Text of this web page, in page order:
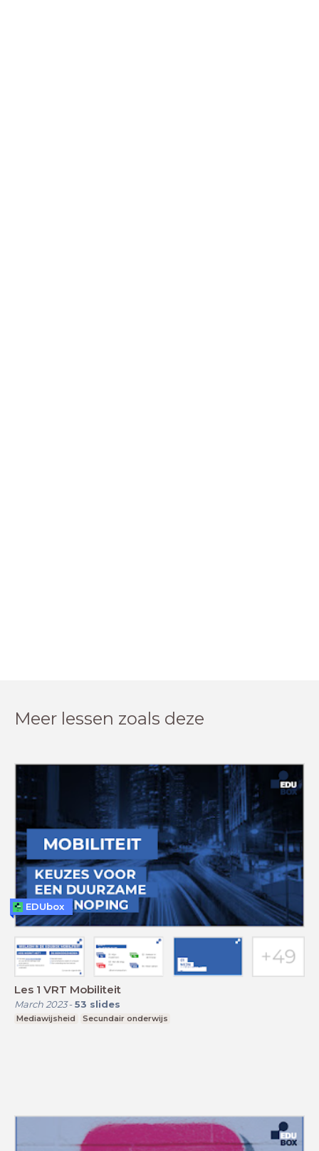
Meer lessen zoals deze
Les 1 VRT Mobiliteit
March 2023- 53 slides
Mediawijsheid Secundair onderwijs
EDUbox